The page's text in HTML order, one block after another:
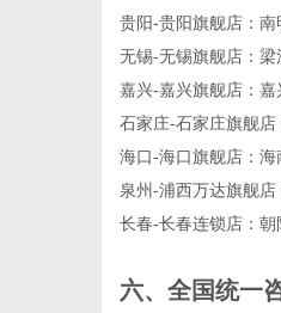
贵阳-贵阳旗舰店：
无锡-无锡旗舰店：
嘉兴-嘉兴旗舰店：
石家庄-石家庄旗舰
海口-海口旗舰店：
泉州-浦西万达旗舰
长春-长春连锁店：
六、全国统一